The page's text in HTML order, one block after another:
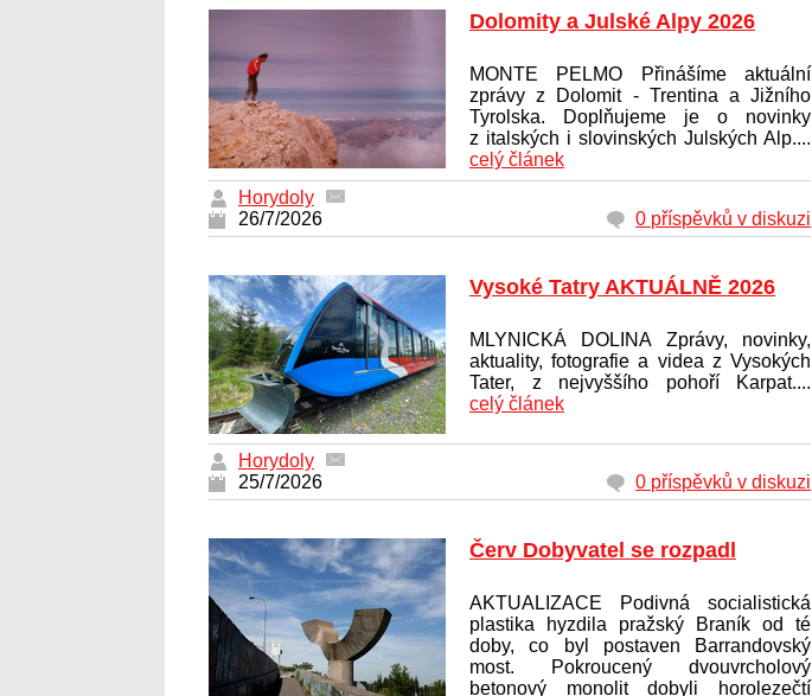
Dolomity a Julské Alpy 2026
MONTE PELMO Přinášíme aktuální
zprávy z Dolomit - Trentina a Jižního
Tyrolska. Doplňujeme je o novinky
z italských i slovinských Julských Alp....
celý článek
Horydoly
26/7/2026
0 příspěvků v diskuzi
Vysoké Tatry AKTUÁLNĚ 2026
MLYNICKÁ DOLINA Zprávy, novinky,
aktuality, fotografie a videa z Vysokých
Tater, z nejvyššího pohoří Karpat....
celý článek
Horydoly
25/7/2026
0 příspěvků v diskuzi
Červ Dobyvatel se rozpadl
AKTUALIZACE Podivná socialistická
plastika hyzdila pražský Braník od té
doby, co byl postaven Barrandovský
most. Pokroucený dvouvrcholový
betonový monolit dobyli horolezečtí